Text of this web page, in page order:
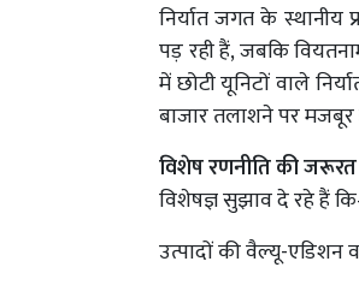
निर्यात जगत के स्थानीय
पड़ रही हैं, जबकि
में छोटी यूनिटों वाले
बाजार तलाशने पर मजबूर
विशेष रणनीति की जरूरत
विशेषज्ञ सुझाव दे रहे हैं
उत्पादों की वैल्यू-एडिशन